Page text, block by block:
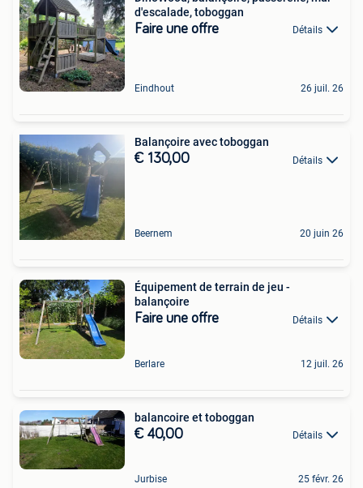
d'escalade, toboggan
Faire une offre Détails
Eindhout 26 juil. 26
Balançoire avec toboggan
€ 130,00 Détails
Beernem 20 juin 26
Équipement de terrain de jeu -
balançoire
Faire une offre Détails
Berlare 12 juil. 26
balancoire et toboggan
€ 40,00 Détails
Jurbise 25 févr. 26